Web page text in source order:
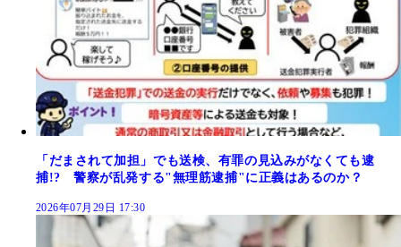
「だまされて加担」でも送検、有罪の見込みがなくても逮
捕!? 警察が乱発する"無理筋逮捕"に正義はあるのか？
2026年07月29日 17:30